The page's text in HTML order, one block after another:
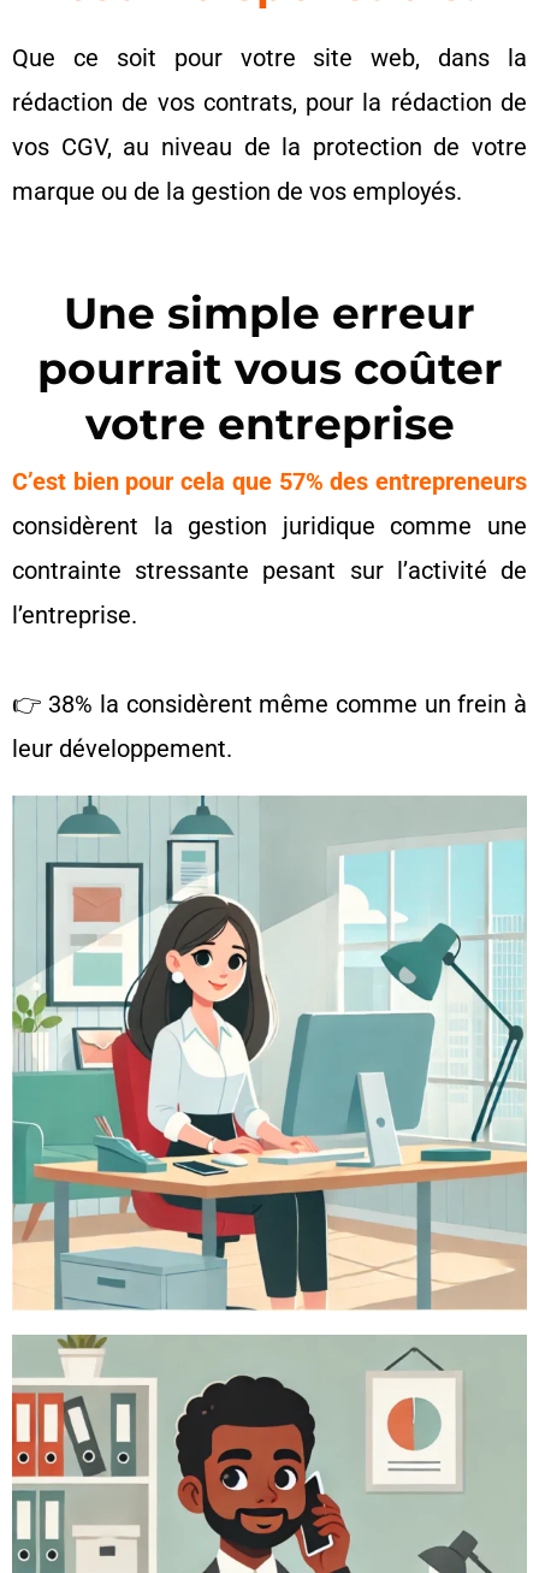
Que ce soit pour votre site web, dans la
rédaction de vos contrats, pour la rédaction de
vos CGV, au niveau de la protection de votre
marque ou de la gestion de vos employés.
Une simple erreur
pourrait vous coûter
votre entreprise
C’est bien pour cela que 57% des entrepreneurs
considèrent la gestion juridique comme une
contrainte stressante pesant sur l’activité de
l’entreprise.
👉 38% la considèrent même comme un frein à
leur développement.